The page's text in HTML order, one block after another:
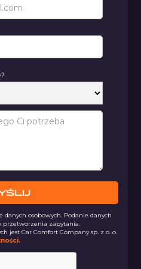
osobowych. Podanie danych
przetworzenia zapytania.
jest Car Comfort Company sp. z o. o.